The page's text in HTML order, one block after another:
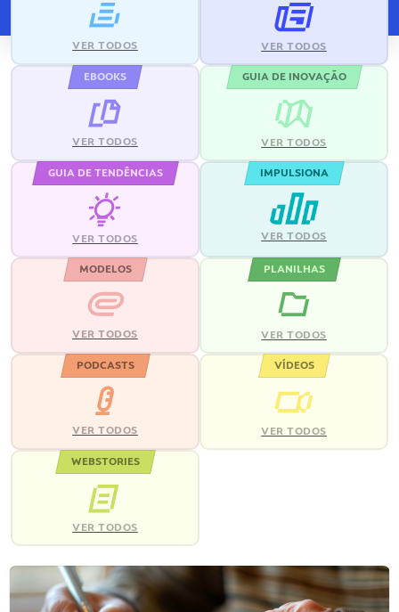
VER TODOS VER TODOS
EBOOKS
VER TODOS
GUIA DE INOVAÇÃO
VER TODOS
GUIA DE TENDÊNCIAS
VER TODOS
IMPULSIONA
VER TODOS
MODELOS
VER TODOS
PLANILHAS
VER TODOS
PODCASTS
VER TODOS
VÍDEOS
VER TODOS
WEBSTORIES
VER TODOS